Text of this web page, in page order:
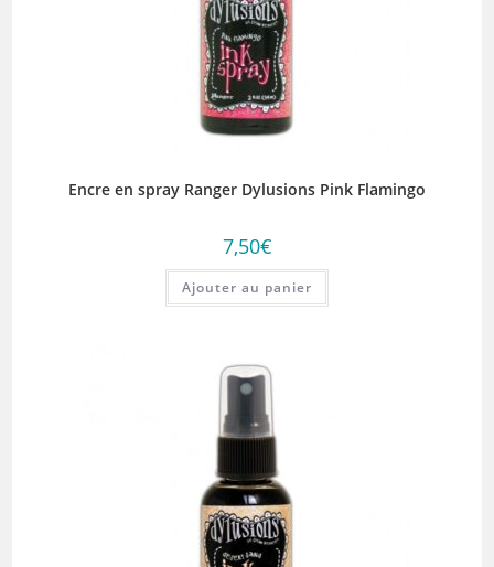
Encre en spray Ranger Dylusions Pink Flamingo
7,50€
Ajouter au panier